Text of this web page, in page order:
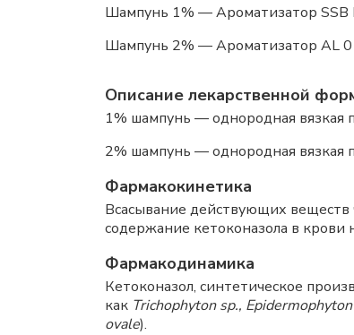
Шампунь 1% — Ароматизатор SSB
Шампунь 2% — Ароматизатор AL
Описание лекарственной
1% шампунь — однородная вязкая
2% шампунь — однородная вязкая
Фармакокинетика
Всасывание действующих
содержание кетоконазола в
Фармакодинамика
Кетоконазол, синтетическое
как Trichophyton sp.,
ovale).